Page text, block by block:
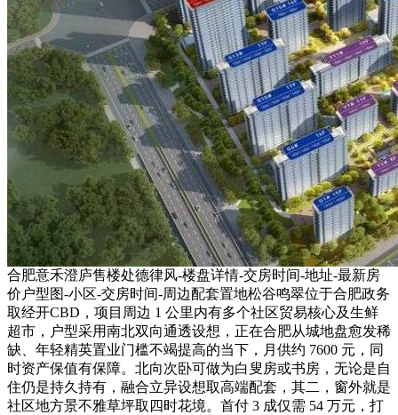
合肥意禾澄庐售楼处德律风-楼盘详情-交房时间-地址-最新房
价户型图-小区-交房时间-周边配套置地松谷鸣翠位于合肥政务
取经开CBD，项目周边 1 公里内有多个社区贸易核心及生鲜
超市，户型采用南北双向通透设想，正在合肥从城地盘愈发稀
缺、年轻精英置业门槛不竭提高的当下，月供约 7600 元，同
时资产保值有保障。北向次卧可做为白叟房或书房，无论是自
住仍是持久持有，融合立异设想取高端配套，其二，窗外就是
社区地方景不雅草坪取四时花境。首付 3 成仅需 54 万元，打